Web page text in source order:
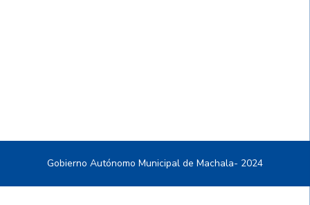
Gobierno Autónomo Municipal de Machala- 2024